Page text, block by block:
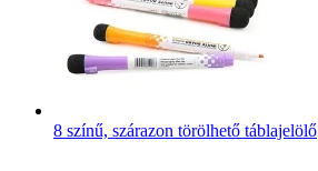
8 színű, szárazon törölhető táblajelölő